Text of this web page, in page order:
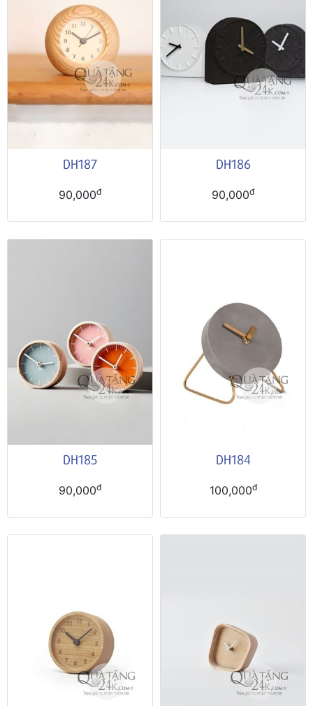
DH187
90,000đ
DH186
90,000đ
DH185
90,000đ
DH184
100,000đ